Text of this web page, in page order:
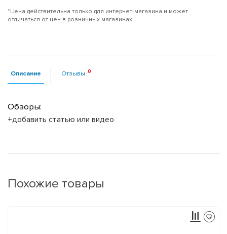
*Цена действительна только для интернет-магазина и может
отличаться от цен в розничных магазинах
Описание Отзывы
Обзоры:
+добавить статью или видео
Похожие товары